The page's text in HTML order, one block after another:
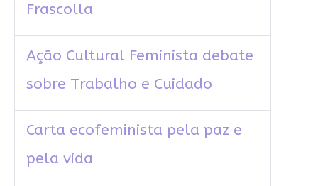
Frascolla
Ação Cultural Feminista debate
sobre Trabalho e Cuidado
Carta ecofeminista pela paz e
pela vida